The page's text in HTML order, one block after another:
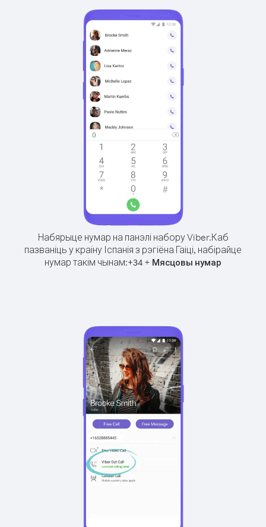
Набярыце нумар на панэлі набору Viber.Каб
пазваніць у краіну Іспанія з рэгіёна Гаіці, набірайце
нумар такім чынам:+34 + Мясцовы нумар